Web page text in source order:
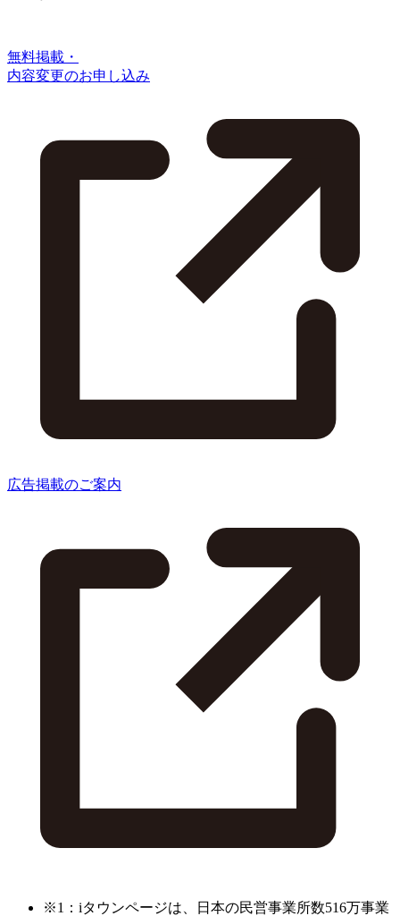
無料掲載・
内容変更のお申し込み
広告掲載のご案内
※1：iタウンページは、日本の民営事業所数516万事業